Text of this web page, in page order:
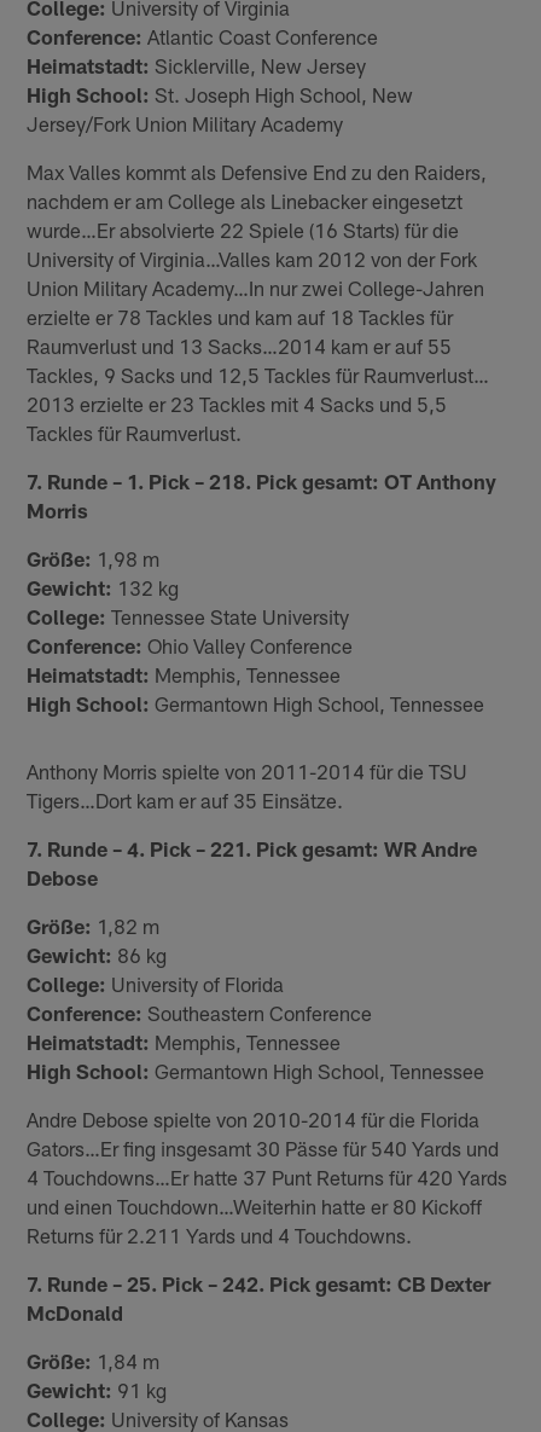
College: University of Virginia
Conference: Atlantic Coast Conference
Heimatstadt: Sicklerville, New Jersey
High School: St. Joseph High School, New
Jersey/Fork Union Military Academy
Max Valles kommt als Defensive End zu den Raiders,
nachdem er am College als Linebacker eingesetzt
wurde…Er absolvierte 22 Spiele (16 Starts) für die
University of Virginia…Valles kam 2012 von der Fork
Union Military Academy…In nur zwei College-Jahren
erzielte er 78 Tackles und kam auf 18 Tackles für
Raumverlust und 13 Sacks…2014 kam er auf 55
Tackles, 9 Sacks und 12,5 Tackles für Raumverlust…
2013 erzielte er 23 Tackles mit 4 Sacks und 5,5
Tackles für Raumverlust.
7. Runde – 1. Pick – 218. Pick gesamt: OT Anthony
Morris
Größe: 1,98 m
Gewicht: 132 kg
College: Tennessee State University
Conference: Ohio Valley Conference
Heimatstadt: Memphis, Tennessee
High School: Germantown High School, Tennessee
Anthony Morris spielte von 2011-2014 für die TSU
Tigers…Dort kam er auf 35 Einsätze.
7. Runde – 4. Pick – 221. Pick gesamt: WR Andre
Debose
Größe: 1,82 m
Gewicht: 86 kg
College: University of Florida
Conference: Southeastern Conference
Heimatstadt: Memphis, Tennessee
High School: Germantown High School, Tennessee
Andre Debose spielte von 2010-2014 für die Florida
Gators…Er fing insgesamt 30 Pässe für 540 Yards und
4 Touchdowns…Er hatte 37 Punt Returns für 420 Yards
und einen Touchdown…Weiterhin hatte er 80 Kickoff
Returns für 2.211 Yards und 4 Touchdowns.
7. Runde – 25. Pick – 242. Pick gesamt: CB Dexter
McDonald
Größe: 1,84 m
Gewicht: 91 kg
College: University of Kansas